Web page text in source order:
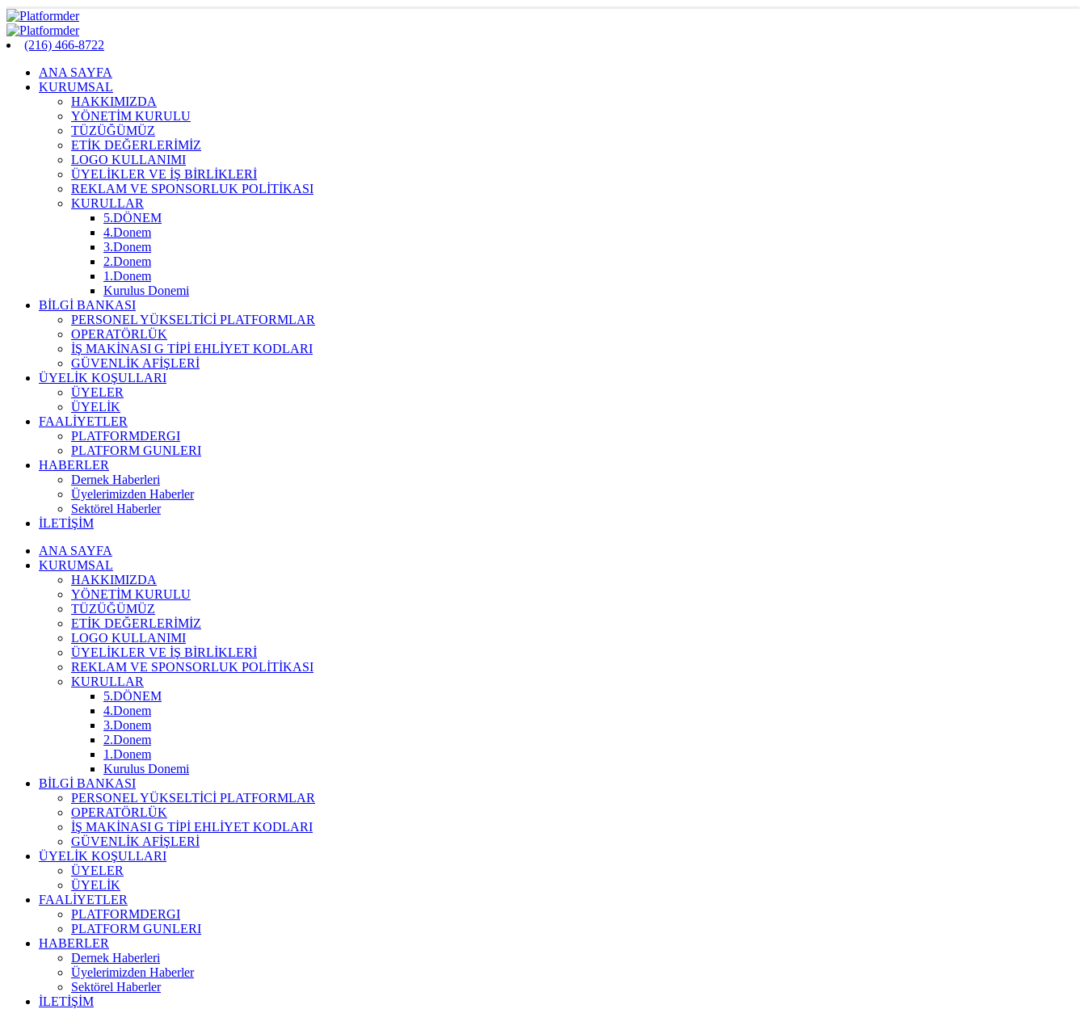
(216) 466-8722
ANA SAYFA
KURUMSAL
HAKKIMIZDA
YÖNETİM KURULU
TÜZÜĞÜMÜZ
ETİK DEĞERLERİMİZ
LOGO KULLANIMI
ÜYELİKLER VE İŞ BİRLİKLERİ
REKLAM VE SPONSORLUK POLİTİKASI
KURULLAR
5.DÖNEM
4.Donem
3.Donem
2.Donem
1.Donem
Kurulus Donemi
BİLGİ BANKASI
PERSONEL YÜKSELTİCİ PLATFORMLAR
OPERATÖRLÜK
İŞ MAKİNASI G TİPİ EHLİYET KODLARI
GÜVENLİK AFİŞLERİ
ÜYELİK KOŞULLARI
ÜYELER
ÜYELİK
FAALİYETLER
PLATFORMDERGI
PLATFORM GUNLERI
HABERLER
Dernek Haberleri
Üyelerimizden Haberler
Sektörel Haberler
İLETİŞİM
ANA SAYFA
KURUMSAL
HAKKIMIZDA
YÖNETİM KURULU
TÜZÜĞÜMÜZ
ETİK DEĞERLERİMİZ
LOGO KULLANIMI
ÜYELİKLER VE İŞ BİRLİKLERİ
REKLAM VE SPONSORLUK POLİTİKASI
KURULLAR
5.DÖNEM
4.Donem
3.Donem
2.Donem
1.Donem
Kurulus Donemi
BİLGİ BANKASI
PERSONEL YÜKSELTİCİ PLATFORMLAR
OPERATÖRLÜK
İŞ MAKİNASI G TİPİ EHLİYET KODLARI
GÜVENLİK AFİŞLERİ
ÜYELİK KOŞULLARI
ÜYELER
ÜYELİK
FAALİYETLER
PLATFORMDERGI
PLATFORM GUNLERI
HABERLER
Dernek Haberleri
Üyelerimizden Haberler
Sektörel Haberler
İLETİŞİM